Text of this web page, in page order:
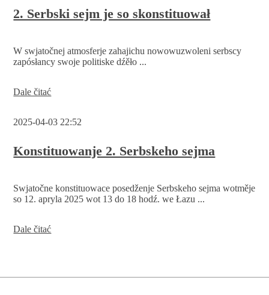
Jana
Skale“
2. Serbski sejm je so skonstituował
W swjatočnej atmosferje zahajichu nowowuzwoleni serbscy
zapósłancy swoje politiske dźěło ...
Dale čitać2.
je
skonstituował
2025-04-03 22:52
Konstituowanje 2. Serbskeho sejma
Swjatočne konstituowace posedženje Serbskeho sejma wotměje
so 12. apryla 2025 wot 13 do 18 hodź. we Łazu ...
Dale čitaćKonstituowanje